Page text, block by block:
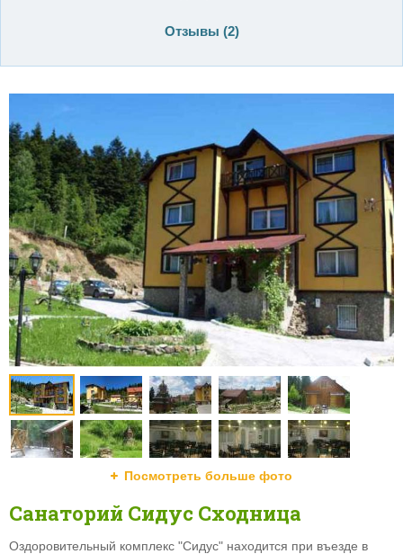
Отзывы (2)
Посмотреть больше фото
Санаторий Сидус Сходница
Оздоровительный комплекс "Сидус" находится при въезде в